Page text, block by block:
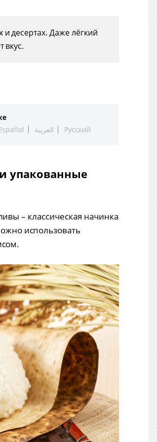
десертах. Даже лёгкий
вкус.
العربية Русский
упакованные
– классическая начинка
использовать